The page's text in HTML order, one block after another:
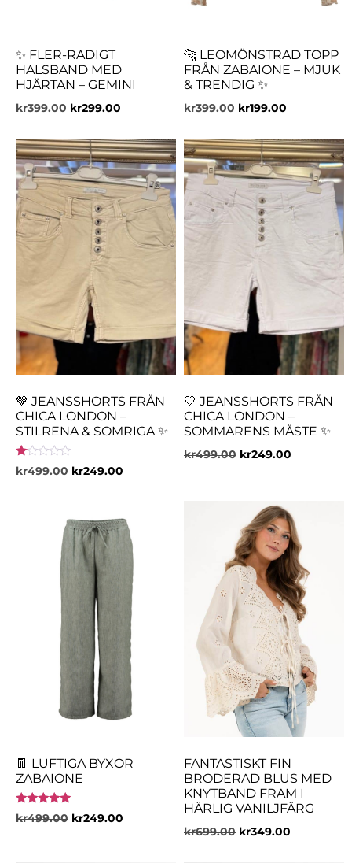
✨ FLER-RADIGT
HALSBAND MED
HJÄRTAN – GEMINI
kr399.00 kr299.00
🐆 LEOMÖNSTRAD TOPP
FRÅN ZABAIONE – MJUK
& TRENDIG ✨
kr399.00 kr199.00
🤎 JEANSSHORTS FRÅN
CHICA LONDON –
STILRENA & SOMRIGA ✨
Betygsatt
1.00
kr499.00 kr249.00
🤍 JEANSSHORTS FRÅN
CHICA LONDON –
SOMMARENS MÅSTE ✨
kr499.00 kr249.00
👖 LUFTIGA BYXOR
ZABAIONE
Betygsatt
5.00
kr499.00 kr249.00
FANTASTISKT FIN
BRODERAD BLUS MED
KNYTBAND FRAM I
HÄRLIG VANILJFÄRG
kr699.00 kr349.00